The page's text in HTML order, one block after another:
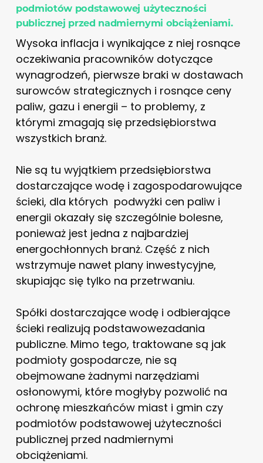
podmiotów podstawowej użyteczności
publicznej przed nadmiernymi obciążeniami.
Wysoka inflacja i wynikające z niej rosnące
oczekiwania pracowników dotyczące
wynagrodzeń, pierwsze braki w dostawach
surowców strategicznych i rosnące ceny
paliw, gazu i energii – to problemy, z
którymi zmagają się przedsiębiorstwa
wszystkich branż.
Nie są tu wyjątkiem przedsiębiorstwa
dostarczające wodę i zagospodarowujące
ścieki, dla których podwyżki cen paliw i
energii okazały się szczególnie bolesne,
ponieważ jest jedna z najbardziej
energochłonnych branż. Część z nich
wstrzymuje nawet plany inwestycyjne,
skupiając się tylko na przetrwaniu.
Spółki dostarczające wodę i odbierające
ścieki realizują podstawowezadania
publiczne. Mimo tego, traktowane są jak
podmioty gospodarcze, nie są
obejmowane żadnymi narzędziami
osłonowymi, które mogłyby pozwolić na
ochronę mieszkańców miast i gmin czy
podmiotów podstawowej użyteczności
publicznej przed nadmiernymi
obciążeniami.